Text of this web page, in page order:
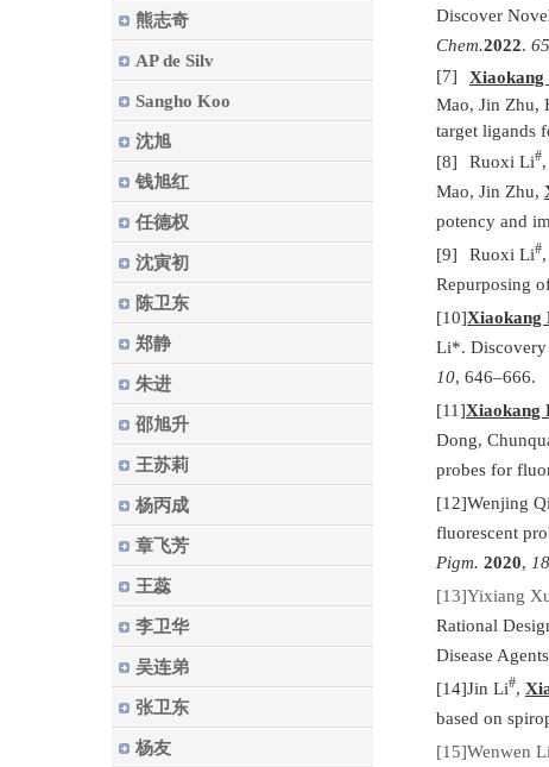
熊志奇
AP de Silv
Sangho Koo
沈旭
钱旭红
任德权
沈寅初
陈卫东
郑静
朱进
邵旭升
王苏莉
杨丙成
章飞芳
王蕊
李卫华
吴连弟
张卫东
杨友
Discover
Chem.2022. 65
[7]
Mao, Jin Zhu,
target ligands
[8]
Ruoxi Li#
Mao, Jin Zhu,
potency and
[9]
Ruoxi Li#
Repurposing
[10]Xiaokang
Li*. Discovery
10, 646–666.
[11]Xiaokang
Dong,
probes for
[12]Wenjing
fluorescent
Pigm. 2020,
[13]Yixiang
Rational
Disease
[14]Jin Li#,
based on
[15]Wenwen